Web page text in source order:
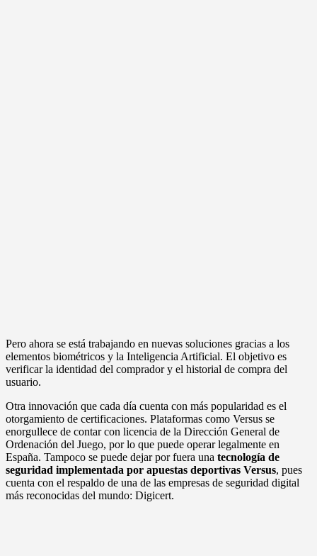
Pero ahora se está trabajando en nuevas soluciones gracias a los
elementos biométricos y la Inteligencia Artificial. El objetivo es
verificar la identidad del comprador y el historial de compra del
usuario.
Otra innovación que cada día cuenta con más popularidad es el
otorgamiento de certificaciones. Plataformas como Versus se
enorgullece de contar con licencia de la Dirección General de
Ordenación del Juego, por lo que puede operar legalmente en
España. Tampoco se puede dejar por fuera una tecnología de
seguridad implementada por apuestas deportivas Versus, pues
cuenta con el respaldo de una de las empresas de seguridad digital
más reconocidas del mundo: Digicert.